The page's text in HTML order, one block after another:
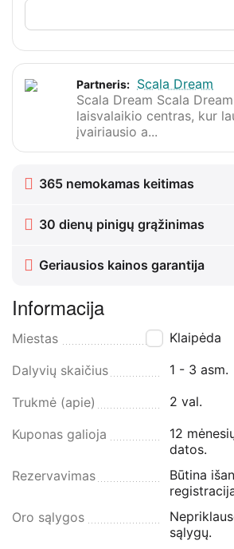
Partneris: Scala Dream
Scala Dream Scala
laisvalaikio centras, kur
įvairiausio a...
365 nemokamas keitimas
30 dienų pinigų grąžinimas
Geriausios kainos garantija
Informacija
Miestas Klaipėda
Dalyvių skaičius 1 - 3 asm.
Trukmė (apie) 2 val.
Kuponas galioja
12
datos.
Rezervavimas
Būtina
Oro sąlygos
sąlygų.